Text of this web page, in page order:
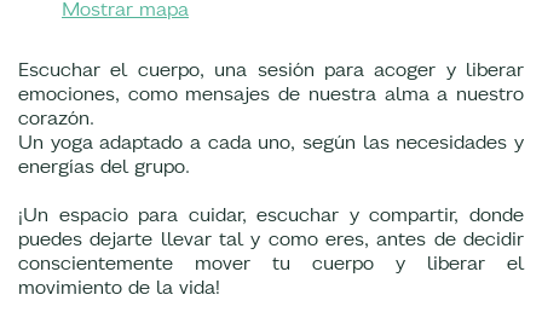
Mostrar mapa
Escuchar el cuerpo, una sesión para acoger y liberar
emociones, como mensajes de nuestra alma a nuestro
corazón.
Un yoga adaptado a cada uno, según las necesidades y
energías del grupo.
¡Un espacio para cuidar, escuchar y compartir, donde
puedes dejarte llevar tal y como eres, antes de decidir
conscientemente mover tu cuerpo y liberar el
movimiento de la vida!